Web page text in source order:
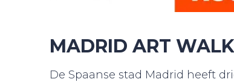
MADRID ART
De Spaanse stad Madrid heeft